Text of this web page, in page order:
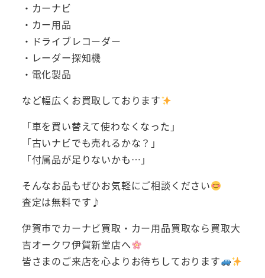
・カーナビ
・カー用品
・ドライブレコーダー
・レーダー探知機
・電化製品
など幅広くお買取しております
「車を買い替えて使わなくなった」
「古いナビでも売れるかな？」
「付属品が足りないかも…」
そんなお品もぜひお気軽にご相談ください
査定は無料です♪
伊賀市でカーナビ買取・カー用品買取なら買取大
吉オークワ伊賀新堂店へ
皆さまのご来店を心よりお待ちしております